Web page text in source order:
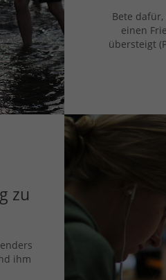
Bete
einen
übersteigt
zu
ihm